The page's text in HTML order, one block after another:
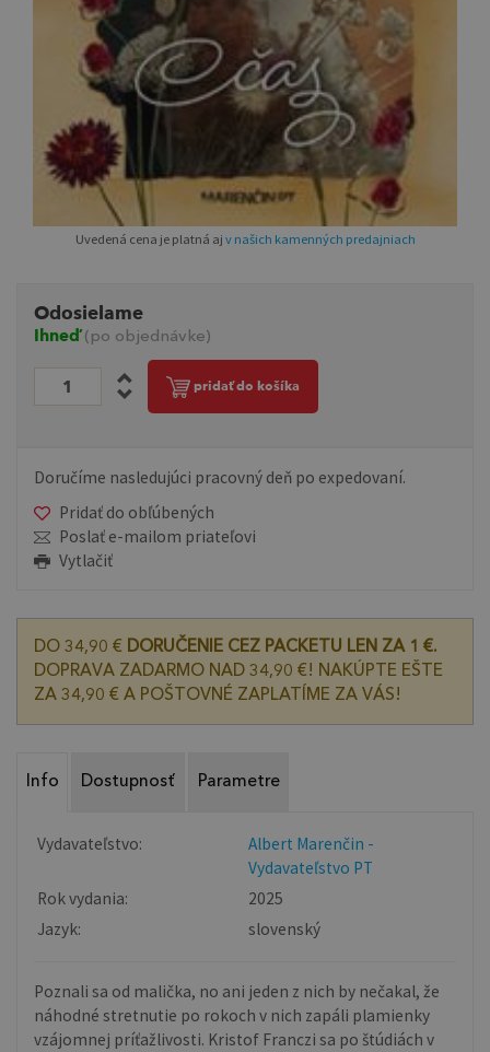
Uvedená cena je platná aj v našich kamenných predajniach
Odosielame
Ihneď(po objednávke)
pridať do košíka
Doručíme nasledujúci pracovný deň po expedovaní.
Pridať do obľúbených
Poslať e-mailom priateľovi
Vytlačiť
DO 34,90 € DORUČENIE CEZ PACKETU LEN ZA 1 €.
DOPRAVA ZADARMO NAD 34,90 €! NAKÚPTE EŠTE
ZA 34,90 € A POŠTOVNÉ ZAPLATÍME ZA VÁS!
Info Dostupnosť Parametre
Vydavateľstvo:
Albert Marenčin -
Vydavateľstvo PT
Rok vydania:
2025
Jazyk:
slovenský
Poznali sa od malička, no ani jeden z nich by nečakal, že
náhodné stretnutie po rokoch v nich zapáli plamienky
vzájomnej príťažlivosti. Kristof Franczi sa po štúdiách v